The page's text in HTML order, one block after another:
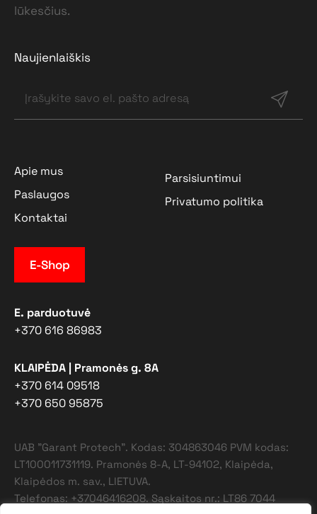
lūkesčius.
Naujienlaiškis
Apie mus
Paslaugos
Kontaktai
Parsisiuntimui
Privatumo politika
E-Shop
E. parduotuvė
+370 616 86983
KLAIPĖDA | Pramonės g. 8A
+370 614 09518
+370 650 95875
UAB "Garant Protech". Kodas: 304863046 PVM kodas:
LT100011731119. Pramonės 8-A, LT-94102, Klaipėda,
Klaipėdos m. sav., LIETUVA.
Telefonas: +37046416208. Sąskaitos nr.: LT86 7044